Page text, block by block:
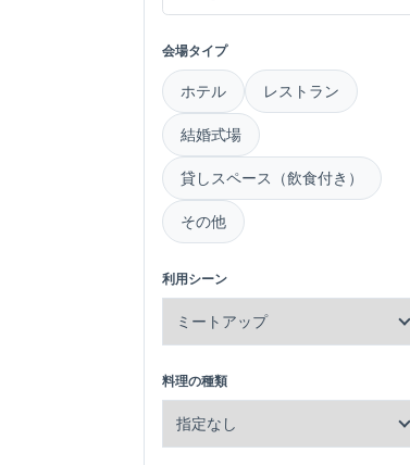
会場タイプ
ホテル レストラン
結婚式場
貸しスペース（飲食付き）
その他
利用シーン
料理の種類